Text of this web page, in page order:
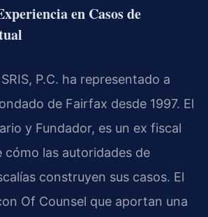
en Casos de
P.C. ha representado a
de Fairfax desde 1997. El
y Fundador, es un ex fiscal
cómo las autoridades de
construyen sus casos. El
Of Counsel que aportan una